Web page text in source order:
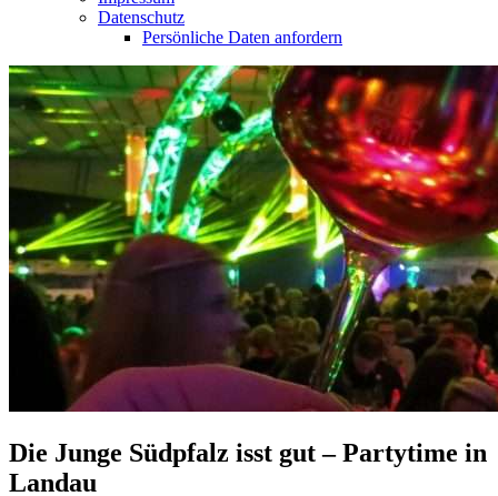
Datenschutz
Persönliche Daten anfordern
Die Junge Südpfalz isst gut – Partytime in
Landau